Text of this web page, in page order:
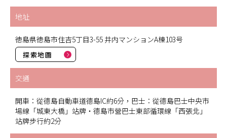
地址
徳島県徳島市住吉5丁目3-55 井内マンションA棟103号
探索地圖
交通
開車：從德島自動車道德島IC約6分，巴士：從德島巴士中央市
場線「城東大橋」站牌・德島市營巴士東部循環線「西張北」
站牌步行約2分